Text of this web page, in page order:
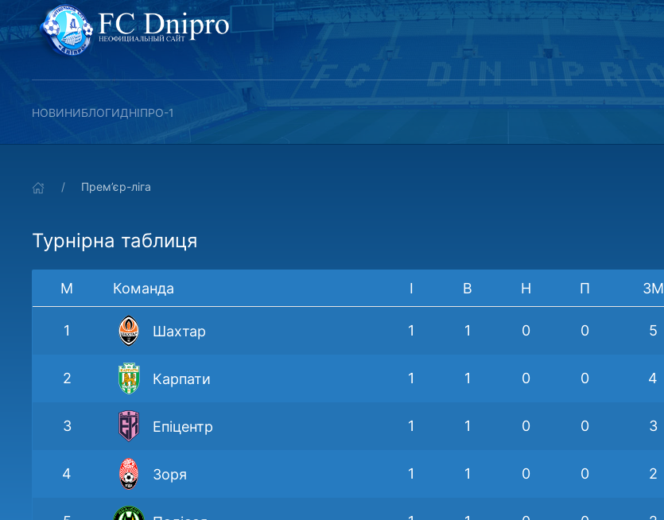
НОВИНИБЛОГИДНІПРО-1
Прем’єр-ліга
Турнірна таблиця
М Команда І В Н П ЗМ
1 Шахтар 1 1 0 0 5
2 Карпати 1 1 0 0 4
3 Епіцентр 1 1 0 0 3
4 Зоря 1 1 0 0 2